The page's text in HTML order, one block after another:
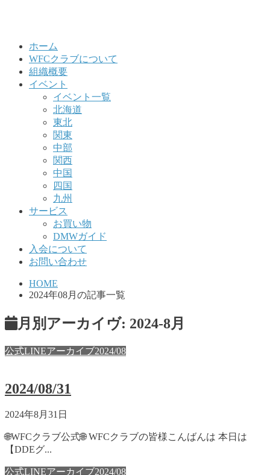
ホーム
WFCクラブについて
組織概要
イベント
イベント一覧
北海道
東北
関東
中部
関西
中国
四国
九州
サービス
お買い物
DMWガイド
入会について
お問い合わせ
HOME
2024年08月の記事一覧
月別アーカイヴ: 2024-8月
公式LINEアーカイブ2024/08
2024/08/31
2024年8月31日
🌐WFCクラブ公式🌐 WFCクラブの皆様こんばんは 本日は
【DDEグ...
公式LINEアーカイブ2024/08